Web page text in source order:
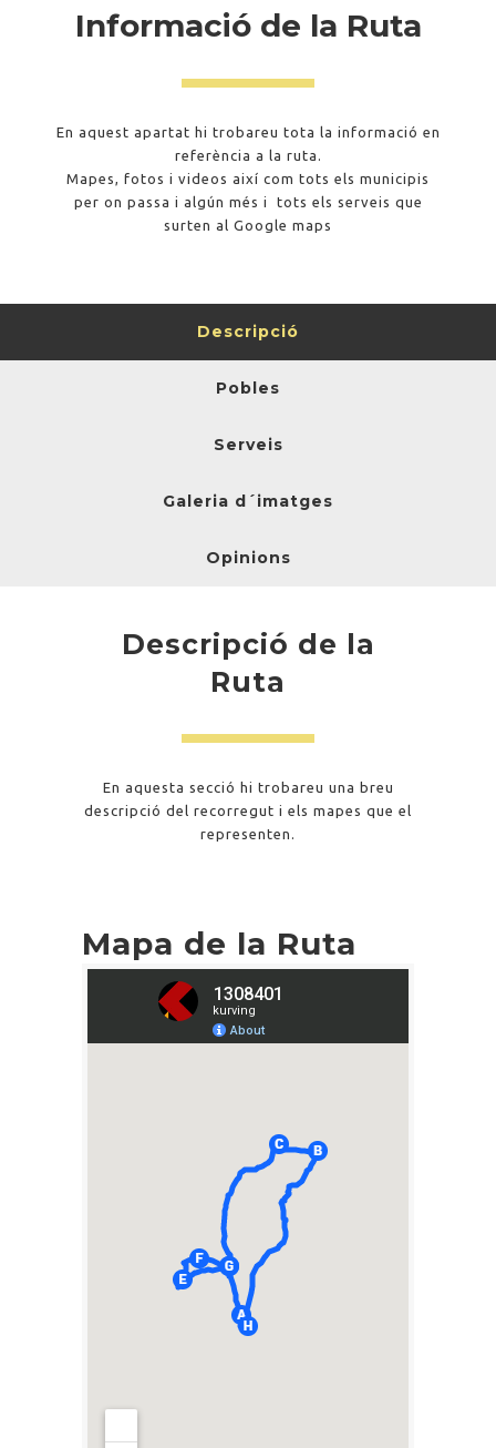
Informació de la Ruta
En aquest apartat hi trobareu tota la informació en
referència a la ruta.
Mapes, fotos i videos així com tots els municipis
per on passa i algún més i tots els serveis que
surten al Google maps
Descripció
Pobles
Serveis
Galeria d´imatges
Opinions
Descripció de la
Ruta
En aquesta secció hi trobareu una breu
descripció del recorregut i els mapes que el
representen.
Mapa de la Ruta